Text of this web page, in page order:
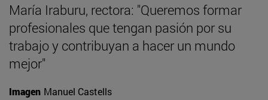
María Iraburu, rectora: "Queremos formar
profesionales que tengan pasión por su
trabajo y contribuyan a hacer un mundo
mejor"
Imagen Manuel Castells